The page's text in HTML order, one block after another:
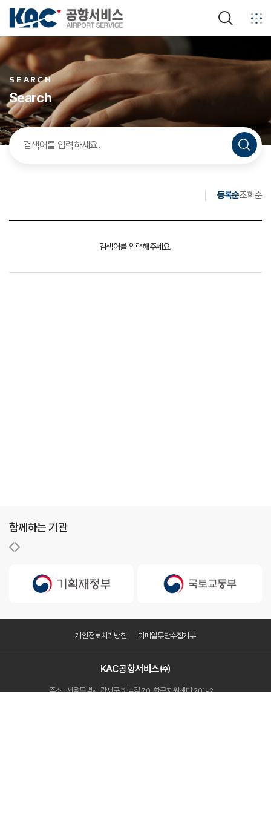
검색
SEARCH
Search
검색
등록순조회순
검색어를 입력해주세요.
함께하는 기관
개인정보처리방침 이메일무단수집거부
KAC공항서비스㈜
주소 : 서울특별시 강서구 하늘길 70, 항공지원센터 201-2